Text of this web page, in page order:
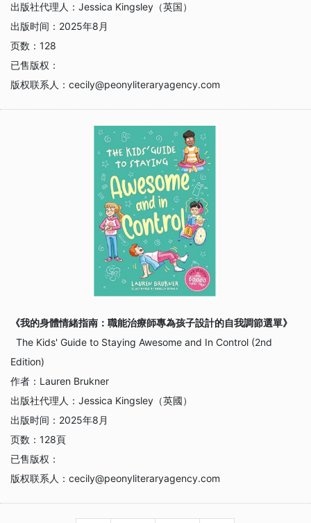
出版社代理人： Jessica Kingsley（英国）
出版时间： 2025年8月
页数： 128
已售版权：
版权联系人： cecily@peonyliteraryagency.com
《我的身體情緒指南：職能治療師專為孩子設計的自我調節選單》
The Kids' Guide to Staying Awesome and In Control (2nd
Edition)
作者： Lauren Brukner
出版社代理人： Jessica Kingsley（英國）
出版时间： 2025年8月
页数： 128頁
已售版权：
版权联系人： cecily@peonyliteraryagency.com